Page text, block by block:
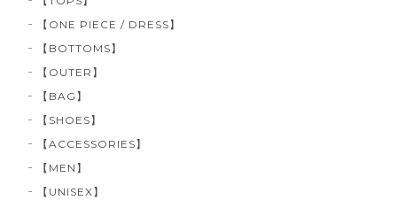
【ONE PIECE / DRESS】
【BOTTOMS】
【OUTER】
【BAG】
【SHOES】
【ACCESSORIES】
【MEN】
【UNISEX】